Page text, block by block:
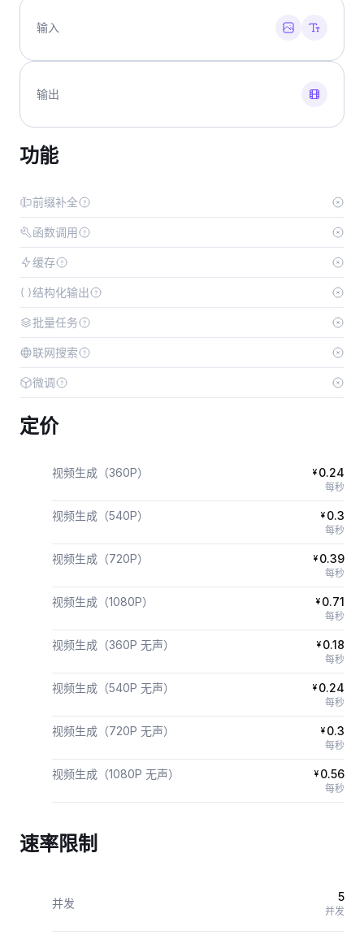
输入
输出
功能
前缀补全
函数调用
缓存
结构化输出
批量任务
联网搜索
微调
定价
视频生成（360P） ¥ 0.24
每秒
视频生成（540P） ¥ 0.3
每秒
视频生成（720P） ¥ 0.39
每秒
视频生成（1080P） ¥ 0.71
每秒
视频生成（360P 无声） ¥ 0.18
每秒
视频生成（540P 无声） ¥ 0.24
每秒
视频生成（720P 无声） ¥ 0.3
每秒
视频生成（1080P 无声） ¥ 0.56
每秒
速率限制
并发 5
并发